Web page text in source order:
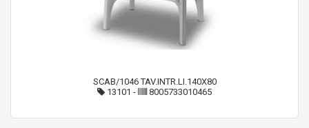
SCAB/1046 TAV.INTR.LI.140X80
13101 - 8005733010465